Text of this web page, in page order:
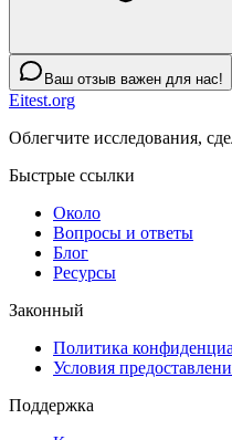
Ваш отзыв важен для нас!
Eitest.org
Облегчите исследования,
Быстрые ссылки
Около
Вопросы и ответы
Блог
Ресурсы
Законный
Политика
Условия
Поддержка